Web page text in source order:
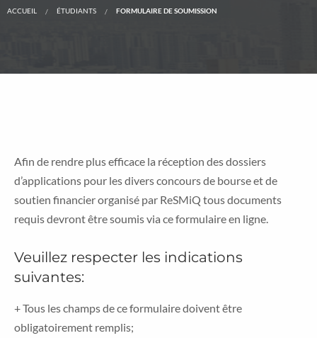
ACCUEIL ÉTUDIANTS FORMULAIRE DE SOUMISSION
Afin de rendre plus efficace la réception des dossiers
d’applications pour les divers concours de bourse et de
soutien financier organisé par ReSMiQ tous documents
requis devront être soumis via ce formulaire en ligne.
Veuillez respecter les indications
suivantes:
+ Tous les champs de ce formulaire doivent être
obligatoirement remplis;